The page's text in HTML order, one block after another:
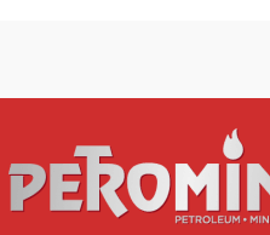
konten
content